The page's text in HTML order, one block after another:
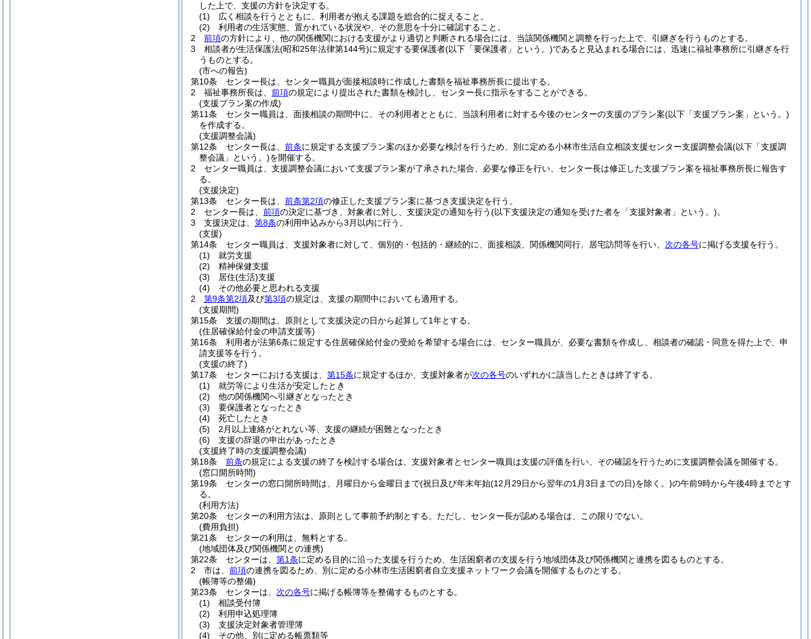
した上で、支援の方針を決定する。
(1)
広く相談を行うとともに、利用者が抱える課題を総合的に捉えること。
(2)
利用者の生活実態、置かれている状況や、その意思を十分に確認すること。
2
前項の方針により、他の関係機関における支援がより適切と判断される場合には、当該関係機関と調整を行った上で、引継ぎを行うものとする。
3
相談者が生活保護法(昭和25年法律第144号)に規定する要保護者(以下「要保護者」という。)であると見込まれる場合には、迅速に福祉事務所に引継ぎを行
うものとする。
(市への報告)
第10条
センター長は、センター職員が面接相談時に作成した書類を福祉事務所長に提出する。
2
福祉事務所長は、 前項の規定により提出された書類を検討し、センター長に指示をすることができる。
(支援プラン案の作成)
第11条
センター職員は、面接相談の期間中に、その利用者とともに、当該利用者に対する今後のセンターの支援のプラン案(以下「支援プラン案」という。)
を作成する。
(支援調整会議)
第12条
センター長は、 前条に規定する支援プラン案のほか必要な検討を行うため、別に定める小林市生活自立相談支援センター支援調整会議(以下「支援調
整会議」という。)を開催する。
2
センター職員は、支援調整会議において支援プラン案が了承された場合、必要な修正を行い、センター長は修正した支援プラン案を福祉事務所長に報告す
る。
(支援決定)
第13条
センター長は、 前条第2項の修正した支援プラン案に基づき支援決定を行う。
2
センター長は、 前項の決定に基づき、対象者に対し、支援決定の通知を行う(以下支援決定の通知を受けた者を「支援対象者」という。)。
3
支援決定は、 第8条の利用申込みから3月以内に行う。
(支援)
第14条
センター職員は、支援対象者に対して、個別的・包括的・継続的に、面接相談、関係機関同行、居宅訪問等を行い、 次の各号に掲げる支援を行う。
(1)
就労支援
(2)
精神保健支援
(3)
居住(生活)支援
(4)
その他必要と思われる支援
2
第9条第2項及び第3項の規定は、支援の期間中においても適用する。
(支援期間)
第15条
支援の期間は、原則として支援決定の日から起算して1年とする。
(住居確保給付金の申請支援等)
第16条
利用者が法第6条に規定する住居確保給付金の受給を希望する場合には、センター職員が、必要な書類を作成し、相談者の確認・同意を得た上で、申
請支援等を行う。
(支援の終了)
第17条
センターにおける支援は、 第15条に規定するほか、支援対象者が次の各号のいずれかに該当したときは終了する。
(1)
就労等により生活が安定したとき
(2)
他の関係機関へ引継ぎとなったとき
(3)
要保護者となったとき
(4)
死亡したとき
(5)
2月以上連絡がとれない等、支援の継続が困難となったとき
(6)
支援の辞退の申出があったとき
(支援終了時の支援調整会議)
第18条
前条の規定による支援の終了を検討する場合は、支援対象者とセンター職員は支援の評価を行い、その確認を行うために支援調整会議を開催する。
(窓口開所時間)
第19条
センターの窓口開所時間は、月曜日から金曜日まで(祝日及び年末年始(12月29日から翌年の1月3日までの日)を除く。)の午前9時から午後4時までとす
る。
(利用方法)
第20条
センターの利用方法は、原則として事前予約制とする。 ただし、センター長が認める場合は、この限りでない。
(費用負担)
第21条
センターの利用は、無料とする。
(地域団体及び関係機関との連携)
第22条
センターは、 第1条に定める目的に沿った支援を行うため、生活困窮者の支援を行う地域団体及び関係機関と連携を図るものとする。
2
市は、 前項の連携を図るため、別に定める小林市生活困窮者自立支援ネットワーク会議を開催するものとする。
(帳簿等の整備)
第23条
センターは、 次の各号に掲げる帳簿等を整備するものとする。
(1)
相談受付簿
(2)
利用申込処理簿
(3)
支援決定対象者管理簿
(4)
その他、別に定める帳票類等